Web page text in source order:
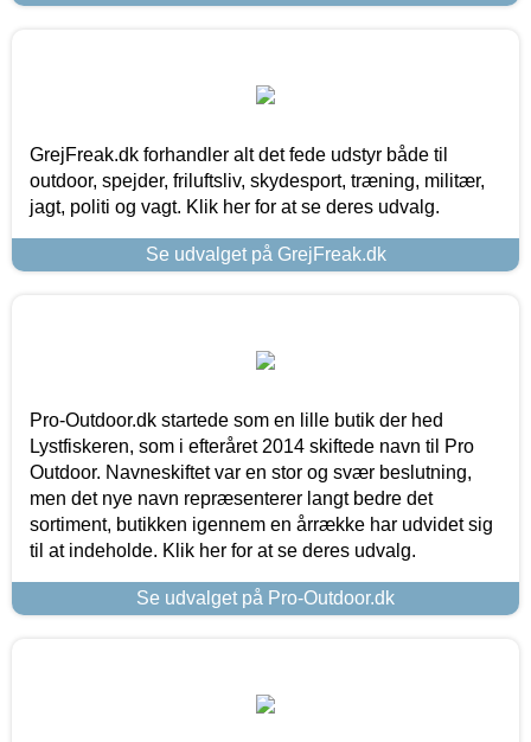
GrejFreak.dk forhandler alt det fede udstyr både til
outdoor, spejder, friluftsliv, skydesport, træning, militær,
jagt, politi og vagt. Klik her for at se deres udvalg.
Se udvalget på GrejFreak.dk
Pro-Outdoor.dk startede som en lille butik der hed
Lystfiskeren, som i efteråret 2014 skiftede navn til Pro
Outdoor. Navneskiftet var en stor og svær beslutning,
men det nye navn repræsenterer langt bedre det
sortiment, butikken igennem en årrække har udvidet sig
til at indeholde. Klik her for at se deres udvalg.
Se udvalget på Pro-Outdoor.dk